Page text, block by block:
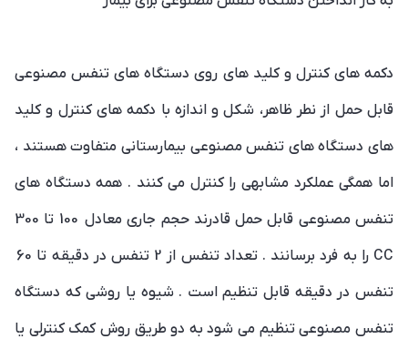
دکمه های کنترل و کلید های روی دستگاه های تنفس مصنوعی
قابل حمل از نطر ظاهر، شکل و اندازه با دکمه های کنترل و کلید
های دستگاه های تنفس مصنوعی بیمارستانی متفاوت هستند ،
اما همگی عملکرد مشابهی را کنترل می کنند . همه دستگاه های
تنفس مصنوعی قابل حمل قادرند حجم جاری معادل 100 تا 300
تنفس در دقیقه قابل تنظیم است . شیوه یا روشی که دستگاه
تنفس مصنوعی تنظیم می شود به دو طریق روش کمک کنترلی یا